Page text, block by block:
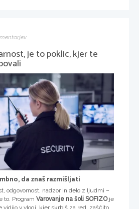
je to poklic, kjer te
da znaš razmišljati
odgovornost, nadzor in delo z ljudmi –
to. Program Varovanje na šoli SOFIZOje